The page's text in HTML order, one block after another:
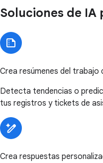
Soluciones de IA
Crea resúmenes del trabajo
Detecta tendencias o
tus registros y tickets de
Crea respuestas